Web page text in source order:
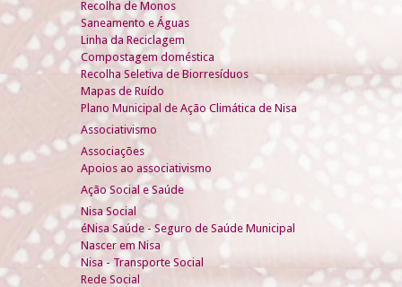
Recolha de Monos
Saneamento e Águas
Linha da Reciclagem
Compostagem doméstica
Recolha Seletiva de Biorresíduos
Mapas de Ruído
Plano Municipal de Ação Climática de Nisa
Associativismo
Associações
Apoios ao associativismo
Ação Social e Saúde
Nisa Social
éNisa Saúde - Seguro de Saúde Municipal
Nascer em Nisa
Nisa - Transporte Social
Rede Social